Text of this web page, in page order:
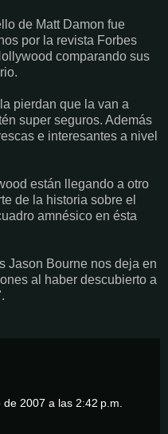
de Matt Damon fue
por la revista Forbes
comparando sus
pierdan que la van a
super seguros. Además
e interesantes a nivel
están llegando a otro
de la historia sobre el
amnésico en ésta
Jason Bourne nos deja en
al haber descubierto a
de 2007 a las 2:42 p.m.